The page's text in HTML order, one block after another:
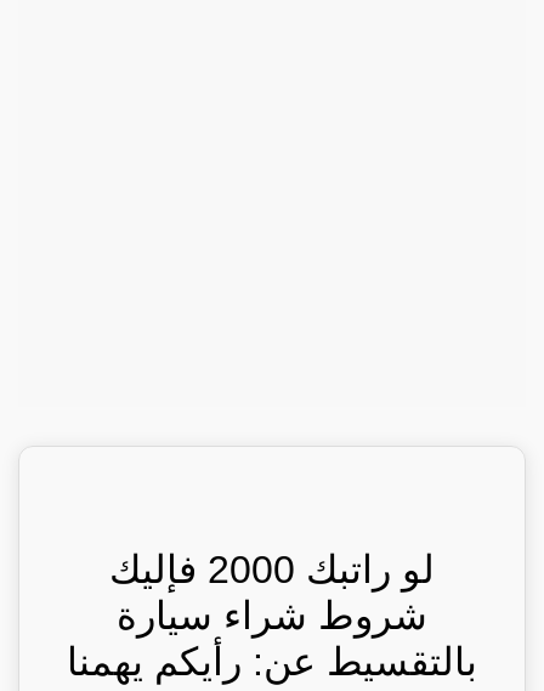
لو راتبك 2000 فإليك
شروط شراء سيارة
بالتقسيط عن: رأيكم يهمنا